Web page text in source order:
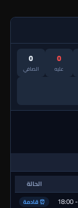
0
عليه
0
الصافي
الحالة
⏰ قادمة